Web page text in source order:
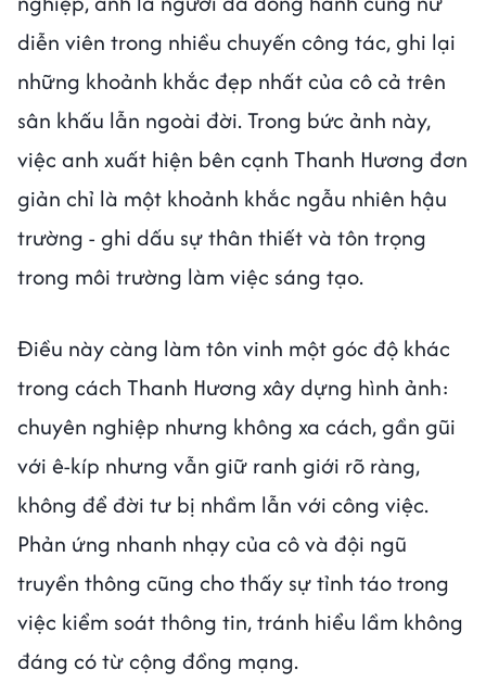
diễn viên trong nhiều chuyến công tác, ghi lại
những khoảnh khắc đẹp nhất của cô cả trên
sân khấu lẫn ngoài đời. Trong bức ảnh này,
việc anh xuất hiện bên cạnh Thanh Hương đơn
giản chỉ là một khoảnh khắc ngẫu nhiên hậu
trường - ghi dấu sự thân thiết và tôn trọng
trong môi trường làm việc sáng tạo.
Điều này càng làm tôn vinh một góc độ khác
trong cách Thanh Hương xây dựng hình ảnh:
chuyên nghiệp nhưng không xa cách, gần gũi
với ê-kíp nhưng vẫn giữ ranh giới rõ ràng,
không để đời tư bị nhầm lẫn với công việc.
Phản ứng nhanh nhạy của cô và đội ngũ
truyền thông cũng cho thấy sự tỉnh táo trong
việc kiểm soát thông tin, tránh hiểu lầm không
đáng có từ cộng đồng mạng.